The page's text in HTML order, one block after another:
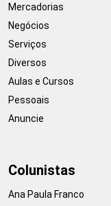
Mercadorias
Negócios
Serviços
Diversos
Aulas e Cursos
Pessoais
Anuncie
Colunistas
Ana Paula Franco